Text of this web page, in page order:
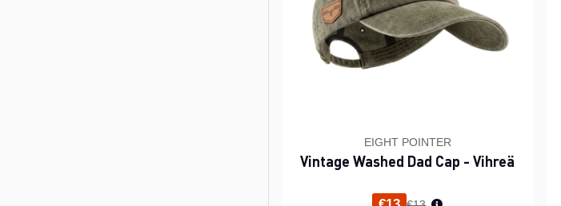
EIGHT POINTER
Vintage Washed Dad Cap - Vihreä
Normaali hinta